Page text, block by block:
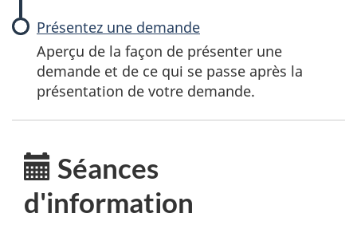
s
n
n
Présentez une demande
Aperçu de la façon de présenter une
demande et de ce qui se passe après la
présentation de votre demande.
Séances
d'information